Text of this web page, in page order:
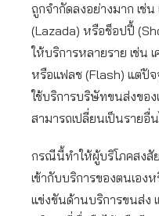
ถูกจำกัดลงอย่างมาก เช่
(Lazada) หรือช็อปปี้
ให้บริการหลายราย เช่น
หรือแฟลช (Flash) แต่ปั
ใช้บริการบริษัทขนส่งขอ
สามารถเปลี่ยนเป็นรายอื่
กรณีนี้ทำให้ผู้บริโภคสงสั
เข้ากับบริการของตนเอง
แข่งขันด้านบริการขนส่ง